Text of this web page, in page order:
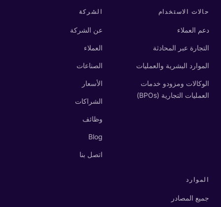
حالات الاستخدام
دعم العملاء
التجارة عبر المحادثة
الموارد البشرية والعمليات
الوكالات ومزودو خدمات
العمليات التجارية (BPOs)
الشركة
عن الشركة
العملاء
الصناعات
الأسعار
الشراكات
وظائف
Blog
اتصل بنا
الموارد
جميع المصادر